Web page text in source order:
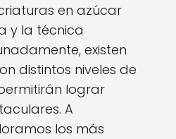
en azúcar
y la técnica
existen
distintos niveles de
lograr
A
los más